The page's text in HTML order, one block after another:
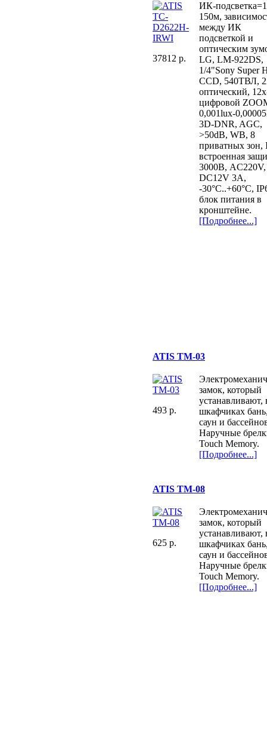
37812 p.
ИК-
150м,
между ИК
подсветкой и
оптическим
LG, LM-922DS,
1/4"Sony Super
CCD, 540ТВЛ,
оптический,
цифровой
0,001lux-
3D-DNR, AGC,
>50dB, WB, 8
приватных зон,
встроенная
3000В, AC220V,
DC12V 3A,
-30°C..+60°C,
блок питания в
кронштейне.
[Подробнее...]
ATIS TM-03
493 p.
замок, который
устанавливают,
шкафчиках
саун и
Наручные
Touch Memory.
[Подробнее...]
ATIS TM-08
625 p.
замок, который
устанавливают,
шкафчиках
саун и
Наручные
Touch Memory.
[Подробнее...]